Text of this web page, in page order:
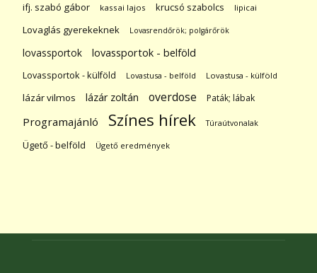
ifj. szabó gábor kassai lajos krucsó szabolcs lipicai
Lovaglás gyerekeknek Lovasrendőrök; polgárőrök
lovassportok lovassportok - belföld
Lovassportok - külföld Lovastusa - belföld Lovastusa - külföld
lázár vilmos lázár zoltán overdose Paták; lábak
Programajánló Színes hírek Túraútvonalak
Ügető - belföld Ügető eredmények